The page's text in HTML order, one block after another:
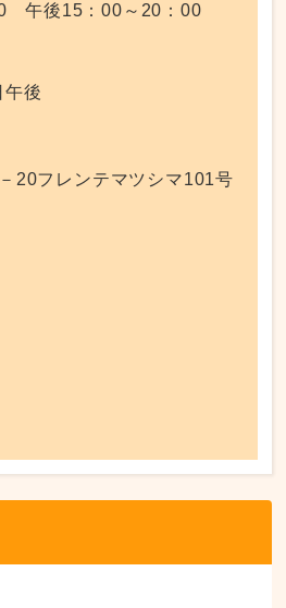
午後15：00～20：00
後
20フレンテマツシマ101号